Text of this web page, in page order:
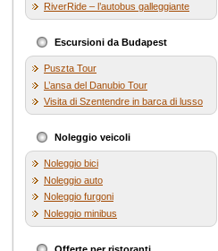
RiverRide – l’autobus galleggiante
Escursioni da Budapest
Puszta Tour
L’ansa del Danubio Tour
Visita di Szentendre in barca di lusso
Noleggio veicoli
Noleggio bici
Noleggio auto
Noleggio furgoni
Noleggio minibus
Offerte per ristoranti